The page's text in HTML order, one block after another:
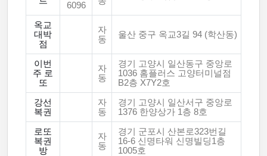
6096
옥교
대박
점
자
동
울산 중구 옥교3길 94 (학산동)
이번
주 로
또
자
동
경기 고양시 일산동구 중앙로
1036 홈플러스 고양터미널점
B2층 X7Y2호
강선
복권
자
동
경기 고양시 일산서구 중앙로
1376 한양상가 1층 8호
로또
복권
방
자
동
경기 군포시 산본로323번길
16-6 신명타워 신명빌딩1층
1005호